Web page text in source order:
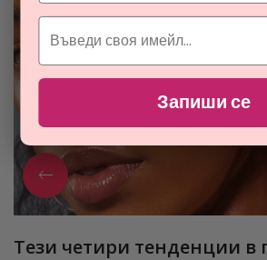
Тези четири тенденции в
Запиши се